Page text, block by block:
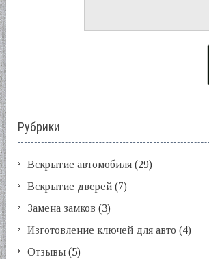
Рубрики
Вскрытие автомобиля (29)
Вскрытие дверей (7)
Замена замков (3)
Изготовление ключей для авто (4)
Отзывы (5)